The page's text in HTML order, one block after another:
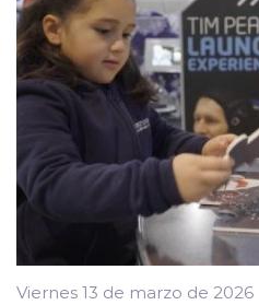
Viernes 13 de marzo de 2026